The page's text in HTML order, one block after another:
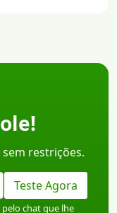
restrições.
Teste Agora
chat que lhe